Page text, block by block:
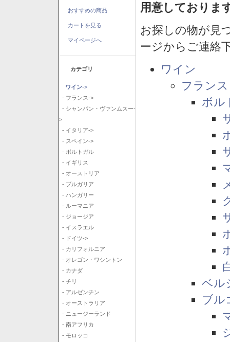
おすすめの商品
カートを見る
マイページへ
カテゴリ
ワイン->
- フランス->
- シャンパン・ヴァンムスー-
>
- イタリア->
- スペイン->
- ポルトガル
- イギリス
- オーストリア
- ブルガリア
- ハンガリー
- ルーマニア
- ジョージア
- イスラエル
- ドイツ->
- カリフォルニア
- オレゴン・ワシントン
- カナダ
- チリ
- アルゼンチン
- オーストラリア
- ニュージーランド
- 南アフリカ
- モロッコ
用意しておりま
お探しの物が見
ージからご連絡
ワイン
フランス
ボル
ベル
ブル